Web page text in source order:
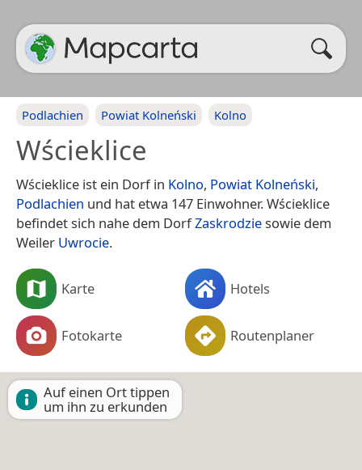
Podlachien Powiat Kolneński Kolno
Wścieklice
Wścieklice ist ein Dorf in Kolno, Powiat Kolneński,
Podlachien und hat etwa 147 Einwohner. Wścieklice
befindet sich nahe dem DorfZaskrodziesowie dem
Weiler Uwrocie.
Karte Hotels
Fotokarte Routenplaner
Auf einen Ort tippen
um ihn zu erkunden